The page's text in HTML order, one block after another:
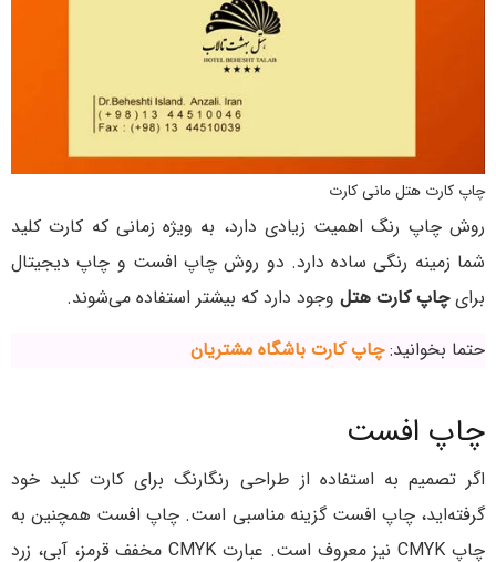
چاپ کارت هتل مانی کارت
روش چاپ رنگ اهمیت زیادی دارد، به ویژه زمانی که کارت کلید
شما زمینه‌ رنگی ساده دارد. دو روش چاپ افست و چاپ دیجیتال
برایچاپ کارت هتل وجود دارد که بیشتر استفاده می‌شوند.
حتما بخوانید:چاپ کارت باشگاه مشتریان
چاپ افست
اگر تصمیم به استفاده از طراحی رنگارنگ برای کارت کلید خود
گرفته‌اید، چاپ افست گزینه مناسبی است. چاپ افست همچنین به
چاپ CMYK نیز معروف است. عبارت CMYK مخفف قرمز، آبی، زرد